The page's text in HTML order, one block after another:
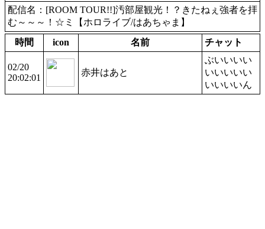
配信名：[ROOM TOUR!!]汚部屋観光！？きたねぇ強者を拝
む～～～！☆ミ【ホロライブ/はあちゃま】
時間
icon 名前 チャット
02/20
20:02:01
赤井はあと
ぶいいいい
いいいいい
いいいいん